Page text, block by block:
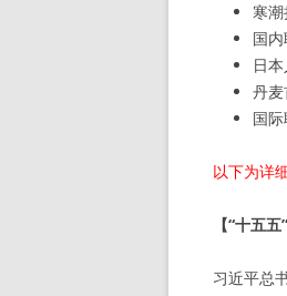
寒
国
日
丹麦
国
以下为详
【“十五
习近平总